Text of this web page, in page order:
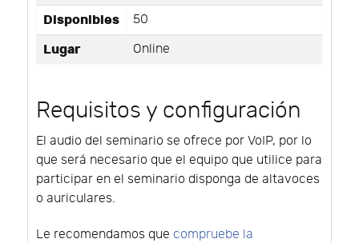
Disponibles 50
Lugar Online
Requisitos y configuración
El audio del seminario se ofrece por VoIP, por lo
que será necesario que el equipo que utilice para
participar en el seminario disponga de altavoces
o auriculares.
Le recomendamos que compruebe la